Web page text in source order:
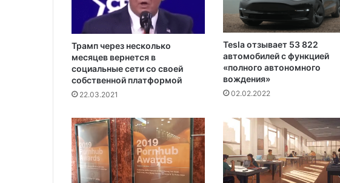
ы
е
п
о
л
т
е
н
ц
а
и
м
а
л
ь
н
т
д
а
ч
у
Трамп через несколько
месяцев вернется в
социальные сети со своей
собственной платформой
22.03.2021
Tesla отзывает 53 822
автомобилей с функцией
«полного автономного
вождения»
02.02.2022